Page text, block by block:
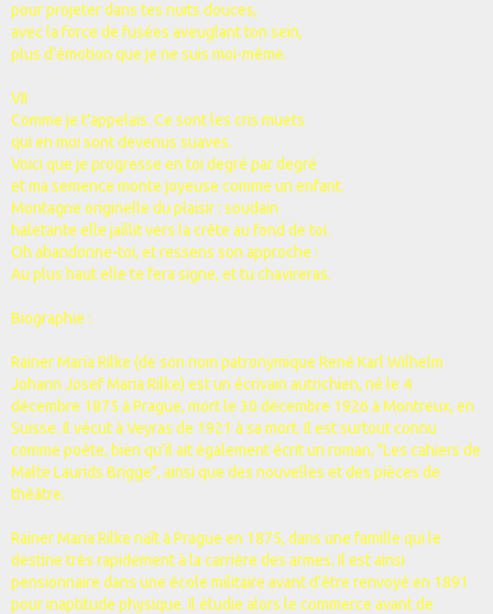
pour projeter dans tes nuits douces,
avec la force de fusées aveuglant ton sein,
plus d'émotion que je ne suis moi-même.
VII
Comme je t'appelais. Ce sont les cris muets
qui en moi sont devenus suaves.
Voici que je progresse en toi degré par degré
et ma semence monte joyeuse comme un enfant.
Montagne originelle du plaisir : soudain
haletante elle jaillit vers la crête au fond de toi.
Oh abandonne-toi, et ressens son approche :
Au plus haut elle te fera signe, et tu chavireras.
Biographie :
Rainer Maria Rilke (de son nom patronymique René Karl Wilhelm
Johann Josef Maria Rilke) est un écrivain autrichien, né le 4
décembre 1875 à Prague, mort le 30 décembre 1926 à Montreux, en
Suisse. Il vécut à Veyras de 1921 à sa mort. Il est surtout connu
comme poète, bien qu’il ait également écrit un roman, "Les cahiers de
Malte Laurids Brigge", ainsi que des nouvelles et des pièces de
théâtre.
Rainer Maria Rilke naît à Prague en 1875, dans une famille qui le
destine très rapidement à la carrière des armes. Il est ainsi
pensionnaire dans une école militaire avant d’être renvoyé en 1891
pour inaptitude physique. Il étudie alors le commerce avant de